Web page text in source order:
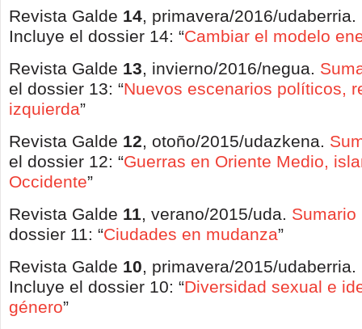
Revista Galde 14, primavera/2016/udaberria.
Incluye el dossier 14: “Cambiar el modelo
Revista Galde 13, invierno/2016/negua.
el dossier 13: “Nuevos escenarios políticos,
izquierda”
Revista Galde 12, otoño/2015/udazkena.
el dossier 12: “Guerras en Oriente Medio,
Occidente”
Revista Galde 11, verano/2015/uda. Sumario
dossier 11: “Ciudades en mudanza”
Revista Galde 10, primavera/2015/udaberria.
Incluye el dossier 10: “Diversidad sexual e
género”